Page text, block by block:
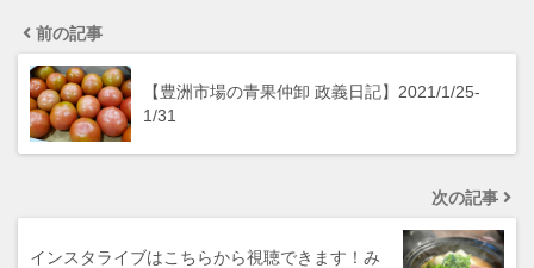
前の記事
【豊洲市場の青果仲卸 政義日記】2021/1/25-
1/31
次の記事
インスタライブはこちらから視聴できます！み